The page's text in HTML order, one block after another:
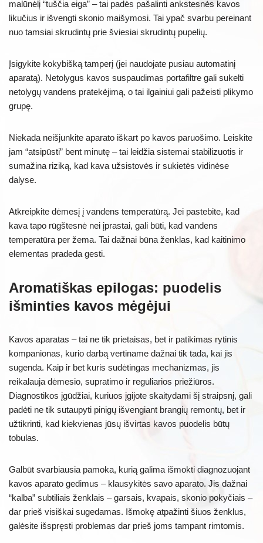
malūnėlį “tuščia eiga” – tai padės pašalinti ankstesnės kavos
likučius ir išvengti skonio maišymosi. Tai ypač svarbu pereinant
nuo tamsiai skrudintų prie šviesiai skrudintų pupelių.
Įsigykite kokybišką tamperį (jei naudojate pusiau automatinį
aparatą). Netolygus kavos suspaudimas portafiltre gali sukelti
netolygų vandens pratekėjimą, o tai ilgainiui gali pažeisti plikymo
grupę.
Niekada neišjunkite aparato iškart po kavos paruošimo. Leiskite
jam “atsipūsti” bent minutę – tai leidžia sistemai stabilizuotis ir
sumažina riziką, kad kava užsistovės ir sukietės vidinėse
dalyse.
Atkreipkite dėmesį į vandens temperatūrą. Jei pastebite, kad
kava tapo rūgštesnė nei įprastai, gali būti, kad vandens
temperatūra per žema. Tai dažnai būna ženklas, kad kaitinimo
elementas pradeda gesti.
Aromatiškas epilogas: puodelis
išminties kavos mėgėjui
Kavos aparatas – tai ne tik prietaisas, bet ir patikimas rytinis
kompanionas, kurio darbą vertiname dažnai tik tada, kai jis
sugenda. Kaip ir bet kuris sudėtingas mechanizmas, jis
reikalauja dėmesio, supratimo ir reguliarios priežiūros.
Diagnostikos įgūdžiai, kuriuos įgijote skaitydami šį straipsnį, gali
padėti ne tik sutaupyti pinigų išvengiant brangių remontų, bet ir
užtikrinti, kad kiekvienas jūsų išvirtas kavos puodelis būtų
tobulas.
Galbūt svarbiausia pamoka, kurią galima išmokti diagnozuojant
kavos aparato gedimus – klausykitės savo aparato. Jis dažnai
“kalba” subtiliais ženklais – garsais, kvapais, skonio pokyčiais –
dar prieš visiškai sugedamas. Išmokę atpažinti šiuos ženklus,
galėsite išspręsti problemas dar prieš joms tampant rimtomis.